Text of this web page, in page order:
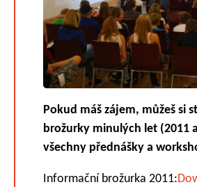
Pokud máš zájem, můžeš si
brožurky minulých let (2011
všechny přednášky a
Informační brožurka 2011: